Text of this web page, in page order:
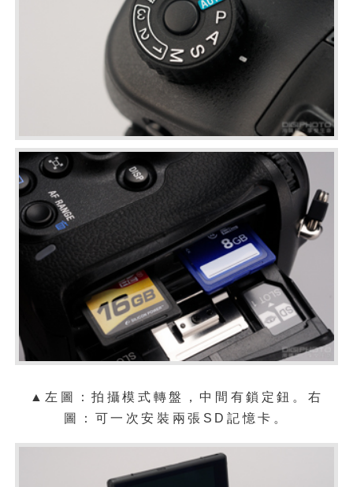
▲左圖：拍攝模式轉盤，中間有鎖定鈕。右
圖： 可一次安裝兩張SD記憶卡。